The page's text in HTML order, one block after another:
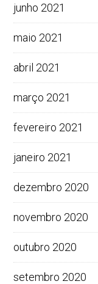
junho 2021
maio 2021
abril 2021
março 2021
fevereiro 2021
janeiro 2021
dezembro 2020
novembro 2020
outubro 2020
setembro 2020